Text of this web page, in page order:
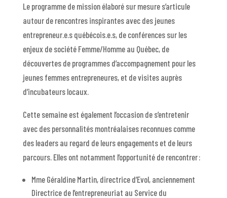
Le programme de mission élaboré sur mesure s’articule
autour de rencontres inspirantes avec des jeunes
entrepreneur.e.s québécois.e.s, de conférences sur les
enjeux de société Femme/Homme au Québec, de
découvertes de programmes d’accompagnement pour les
jeunes femmes entrepreneures, et de visites auprès
d’incubateurs locaux.
Cette semaine est également l’occasion de s’entretenir
avec des personnalités montréalaises reconnues comme
des leaders au regard de leurs engagements et de leurs
parcours. Elles ont notamment l’opportunité de rencontrer :
Mme Géraldine Martin, directrice d’Evol, anciennement
Directrice de l’entrepreneuriat au Service du